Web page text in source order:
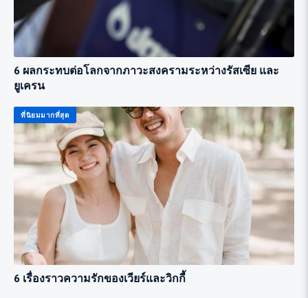
6 ผลกระทบต่อโลกจากภาวะสงครามระหว่างรัสเซีย และ
ยูเครน
ที่นิยมมากที่สุด
6 เรื่องราวความรักของเวียร์และวิกกี้